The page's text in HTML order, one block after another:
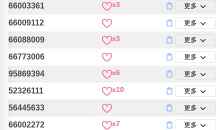
66003361 x3 更多
66009112 更多
66088009 x3 更多
66773006 更多
95869394 x6 更多
52326111 x10 更多
56445633 更多
66002272 x7 更多